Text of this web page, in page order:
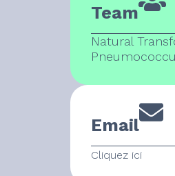
Team
Natural
Email
Cliquez ici